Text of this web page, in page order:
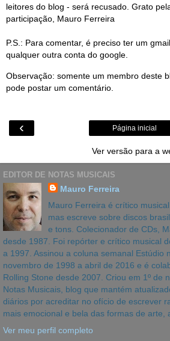
leitores do blog - será recusado. Grato
participação, Mauro Ferreira
P.S.: Para comentar, é preciso ter um
qualquer outra conta do google.
Observação: somente um membro deste
pode postar um comentário.
‹ Página inicial
Ver versão para a
EDITOR DE NOTAS MUSICAIS
Mauro Ferreira
Mauro Ferreira é crítico
mas escreve sobre discos
e tons. Colecionador de CDs,
desde 1987. Foi repórter e crítico musical
a 1997. Assinou a coluna semanal Estúdio
novembro de 1998 a abril de 2016 e é
Rolling Stone desde 2007. Criou em 1º de
Notas Musicais, blog que mantém
diários por acreditar no ofício de escrever
mais emocional e bela das formas de arte,
Ver meu perfil completo